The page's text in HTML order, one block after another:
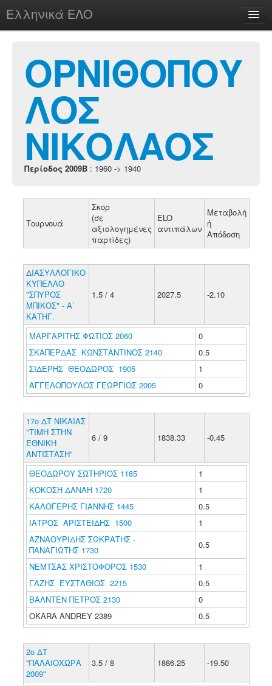
Ελληνικά ΕΛΟ
chesstu.be @ discord
Login
ΟΡΝΙΘΟΠΟΥ
ΛΟΣ
ΝΙΚΟΛΑΟΣ
Περίοδος 2009B : 1960 -> 1940
Τουρνουά
Σκορ
(σε
αξιολογημένες
παρτίδες)
ELO
αντιπάλων
Μεταβολή
ή
Απόδοση
ΔΙΑΣΥΛΛΟΓΙΚΟ
ΚΥΠΕΛΛΟ
"ΣΠΥΡΟΣ
ΜΠΙΚΟΣ" - Α΄
ΚΑΤΗΓ.
1.5 / 4 2027.5 -2.10
ΜΑΡΓΑΡΙΤΗΣ ΦΩΤΙΟΣ 2060
0
ΣΚΑΠΕΡΔΑΣ ΚΩΝΣΤΑΝΤΙΝΟΣ 2140
0.5
ΣΙΔΕΡΗΣ ΘΕΟΔΩΡΟΣ 1905
1
ΑΓΓΕΛΟΠΟΥΛΟΣ ΓΕΩΡΓΙΟΣ 2005
0
17ο ΔΤ ΝΙΚΑΙΑΣ
"ΤΙΜΗ ΣΤΗΝ
ΕΘΝΙΚΗ
ΑΝΤΙΣΤΑΣΗ"
6 / 9 1838.33 -0.45
ΘΕΟΔΩΡΟΥ ΣΩΤΗΡΙΟΣ 1185
1
ΚΟΚΟΣΗ ΔΑΝΑΗ 1720
1
ΚΑΛΟΓΕΡΗΣ ΓΙΑΝΝΗΣ 1445
0.5
ΙΑΤΡΟΣ ΑΡΙΣΤΕΙΔΗΣ 1500
1
ΑΖΝΑΟΥΡΙΔΗΣ ΣΩΚΡΑΤΗΣ -
ΠΑΝΑΓΙΩΤΗΣ 1730
0.5
ΝΕΜΤΣΑΣ ΧΡΙΣΤΟΦΟΡΟΣ 1530
1
ΓΑΖΗΣ ΕΥΣΤΑΘΙΟΣ 2215
0.5
ΒΑΛΝΤΕΝ ΠΕΤΡΟΣ 2130
0
OKARA ANDREY 2389
0.5
2ο ΔΤ
"ΠΑΛΑΙΟΧΩΡΑ
2009"
3.5 / 8 1886.25 -19.50